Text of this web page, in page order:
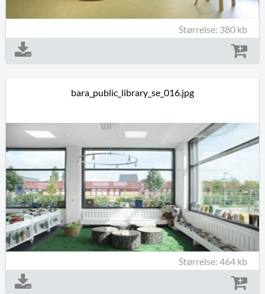
Størrelse: 380 kb
bara_public_library_se_016.jpg
Størrelse: 464 kb